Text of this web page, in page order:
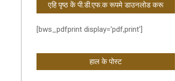
एहि पृष्ठ कें पी.डी.एफ.क रूपमे डाउनलोड करू
[bws_pdfprint display='pdf,print']
हाल के पोस्ट